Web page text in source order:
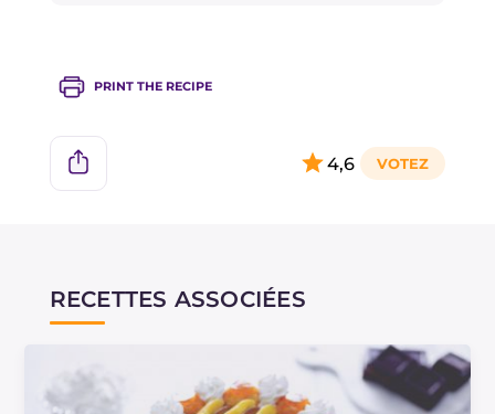
PRINT THE RECIPE
4,6
RECETTES ASSOCIÉES